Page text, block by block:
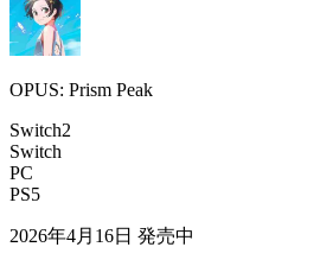
OPUS: Prism Peak
Switch2
Switch
PC
PS5
2026年4月16日 発売中